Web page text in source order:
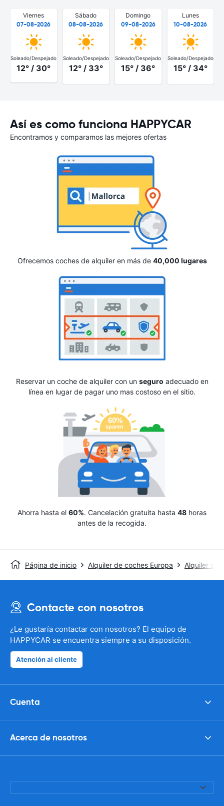
Viernes
07-08-2026
Soleado/Despejado
12° / 30°
Sábado
08-08-2026
Soleado/Despejado
12° / 33°
Domingo
09-08-2026
Soleado/Despejado
15° / 36°
Lunes
10-08-2026
Soleado/Despejado
15° / 34°
Así es como funciona HAPPYCAR
Encontramos y comparamos las mejores ofertas
Ofrecemos coches de alquiler en más de 40,000 lugares
Reservar un coche de alquiler con un seguro adecuado en
línea en lugar de pagar uno mas costoso en el sitio.
Ahorra hasta el 60%. Cancelación gratuita hasta 48 horas
antes de la recogida.
Página de inicio Alquiler de coches Europa Alquiler de
Contacte con nosotros
¿Le gustaría contactar con nosotros? El equipo de
HAPPYCAR se encuentra siempre a su disposición.
Atención al cliente
Cuenta
Acerca de nosotros